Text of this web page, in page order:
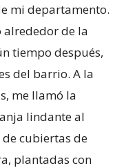
mi departamento.
alrededor de la
tiempo después,
del barrio. A la
me llamó la
lindante al
cubiertas de
plantadas con